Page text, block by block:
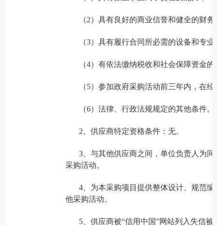
（2）具有良好的商业信誉和健全的财
（3）具有履行合同所必需的设备和专
（4）有依法缴纳税收和社会保障资金
（5）参加政府采购活动前三年内，在
（6）法律、行政法规规定的其他条件。
2、供应商特定资格条件：无。
3、与其他供应商之间，单位负责人为
采购活动。
4、为本采购项目提供整体设计、规范
他采购活动。
5、供应商被“信用中国”网站列入失信